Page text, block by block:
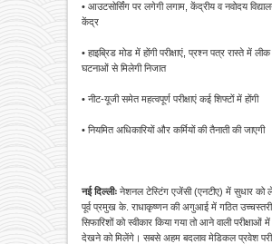
• आउटसोर्सिंग पर लगेगी लगाम, केंद्रीय व नवोदय
केंद्र
• हाइब्रिड मोड में होंगी परीक्षाएं, प्रश्न पत्र रास्ते में
घटनाओं से मिलेगी निजात
• नीट-यूजी समेत महत्वपूर्ण परीक्षाएं कई शिफ्टों में होंगी
• नियमित अधिकारियों और कर्मियों की तैनाती की जाएगी
नई दिल्लीः नेशनल टेस्टिंग एजेंसी (एनटीए) में सुधार को
पूर्व प्रमुख के. राधाकृष्णन की अगुआई में गठित
सिफारिशों को स्वीकार किया गया तो आने वाली परीक्षाओं
देखने को मिलेंगे। सबसे अहम बदलाव मेडिकल प्रवेश